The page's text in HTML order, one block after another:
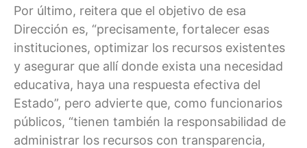
Por último, reitera que el objetivo de esa
Dirección es, “precisamente, fortalecer esas
instituciones, optimizar los recursos existentes
y asegurar que allí donde exista una necesidad
educativa, haya una respuesta efectiva del
Estado”, pero advierte que, como funcionarios
públicos, “tienen también la responsabilidad de
administrar los recursos con transparencia,